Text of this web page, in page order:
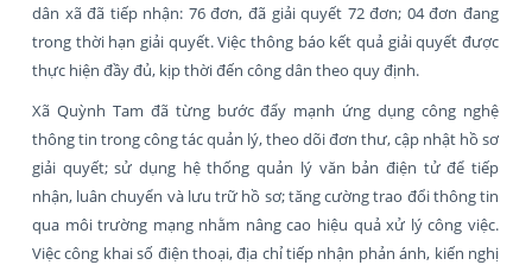
dân xã đã tiếp nhận: 76 đơn, đã giải quyết 72 đơn; 04 đơn đang
trong thời hạn giải quyết. Việc thông báo kết quả giải quyết được
thực hiện đầy đủ, kịp thời đến công dân theo quy định.
Xã Quỳnh Tam đã từng bước đẩy mạnh ứng dụng công nghệ
thông tin trong công tác quản lý, theo dõi đơn thư, cập nhật hồ sơ
giải quyết; sử dụng hệ thống quản lý văn bản điện tử để tiếp
nhận, luân chuyển và lưu trữ hồ sơ; tăng cường trao đổi thông tin
qua môi trường mạng nhằm nâng cao hiệu quả xử lý công việc.
Việc công khai số điện thoại, địa chỉ tiếp nhận phản ánh, kiến nghị